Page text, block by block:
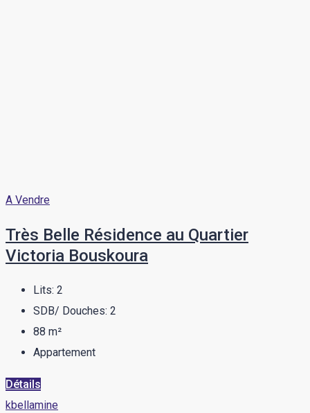
A Vendre
Très Belle Résidence au Quartier
Victoria Bouskoura
Lits: 2
SDB/ Douches: 2
88 m²
Appartement
Détails
kbellamine